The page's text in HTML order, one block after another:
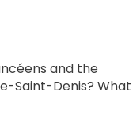
and the
Saint-Denis? What